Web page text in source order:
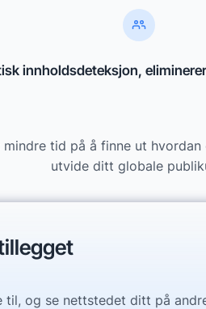
innholdsdeteksjon,
mindre tid på å finne ut
utvide ditt globale
til, og se nettstedet ditt på